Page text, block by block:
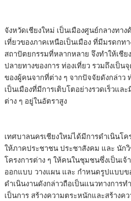
จังหวัดเชียงใหม่ เป็นเมืองศูนย์กลางทา
เที่ยวของภาคเหนือเป็นเมือง ที่มีมรดก
สถาปัตยกรรมที่หลากหลาย จึงทำให้เชี
ปลายทางของการ ท่องเที่ยว รวมถึงเป็น
ของผู้คนจากที่ต่าง ๆ จากปัจจัยดังกล่าว
เป็นเมืองที่มีการเติบโตอย่างรวดเร็วแ
ต่าง ๆ อยู่ในอัตราสูง
เทศบาลนครเชียงใหม่ได้มีการดำเนินโค
ให้ภาคประชาชน ประชาสังคม และ นัก
โครงการต่าง ๆ ให้คนในชุมชนซึ่งเป็นเ
ออกแบบ วางแผน และ กำหนดรูปแบบข
ดำเนินงานดังกล่าวถือเป็นแนวทางการ
เป็นการ สร้างความตระหนักและสร้างค